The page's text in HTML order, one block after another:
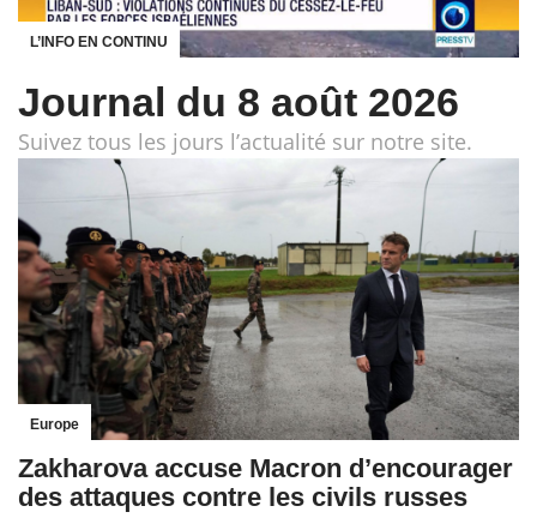
L’INFO EN CONTINU
Journal du 8 août 2026
Suivez tous les jours l’actualité sur notre site.
Europe
Zakharova accuse Macron d’encourager
des attaques contre les civils russes